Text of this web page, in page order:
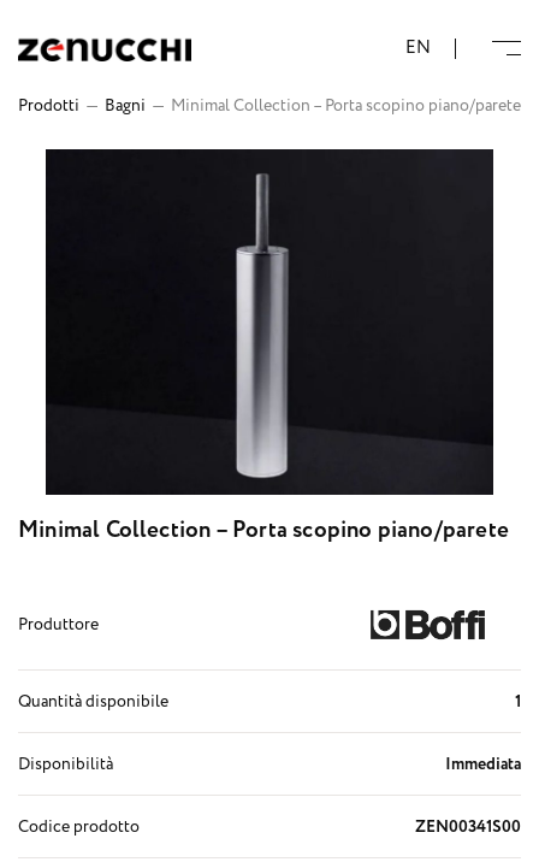
EN
Prodotti — Bagni — Minimal Collection – Porta scopino piano/parete
Minimal Collection – Porta scopino piano/parete
Produttore
Quantità disponibile 1
Disponibilità Immediata
Codice prodotto ZEN00341S00